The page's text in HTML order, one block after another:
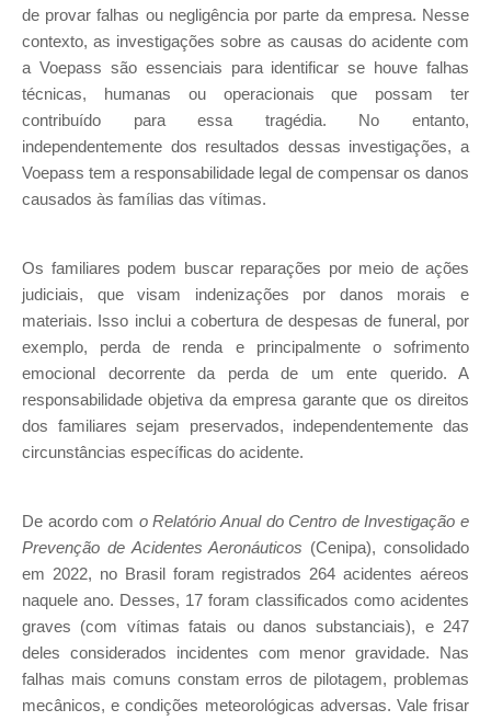
de provar falhas ou negligência por parte da empresa. Nesse
contexto, as investigações sobre as causas do acidente com
a Voepass são essenciais para identificar se houve falhas
técnicas, humanas ou operacionais que possam ter
contribuído para essa tragédia. No entanto,
independentemente dos resultados dessas investigações, a
Voepass tem a responsabilidade legal de compensar os danos
causados às famílias das vítimas.
Os familiares podem buscar reparações por meio de ações
judiciais, que visam indenizações por danos morais e
materiais. Isso inclui a cobertura de despesas de funeral, por
exemplo, perda de renda e principalmente o sofrimento
emocional decorrente da perda de um ente querido. A
responsabilidade objetiva da empresa garante que os direitos
dos familiares sejam preservados, independentemente das
circunstâncias específicas do acidente.
De acordo com o Relatório Anual do Centro de Investigação e
Prevenção de Acidentes Aeronáuticos (Cenipa), consolidado
em 2022, no Brasil foram registrados 264 acidentes aéreos
naquele ano. Desses, 17 foram classificados como acidentes
graves (com vítimas fatais ou danos substanciais), e 247
deles considerados incidentes com menor gravidade. Nas
falhas mais comuns constam erros de pilotagem, problemas
mecânicos, e condições meteorológicas adversas. Vale frisar